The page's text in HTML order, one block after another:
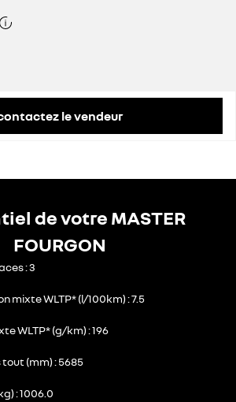
le vendeur
de votre MASTER
FOURGON
3
mixte WLTP* (l/100km) 7.5
WLTP* (g/km) 196
tout (mm) 5685
1006.0